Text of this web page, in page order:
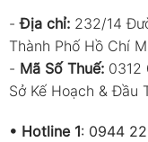
-Địa chỉ: 232/14
Thành Phố Hồ Chí
- Mã Số Thuế: 0312
Sở Kế Hoạch & Đầu
• Hotline 1: 0944